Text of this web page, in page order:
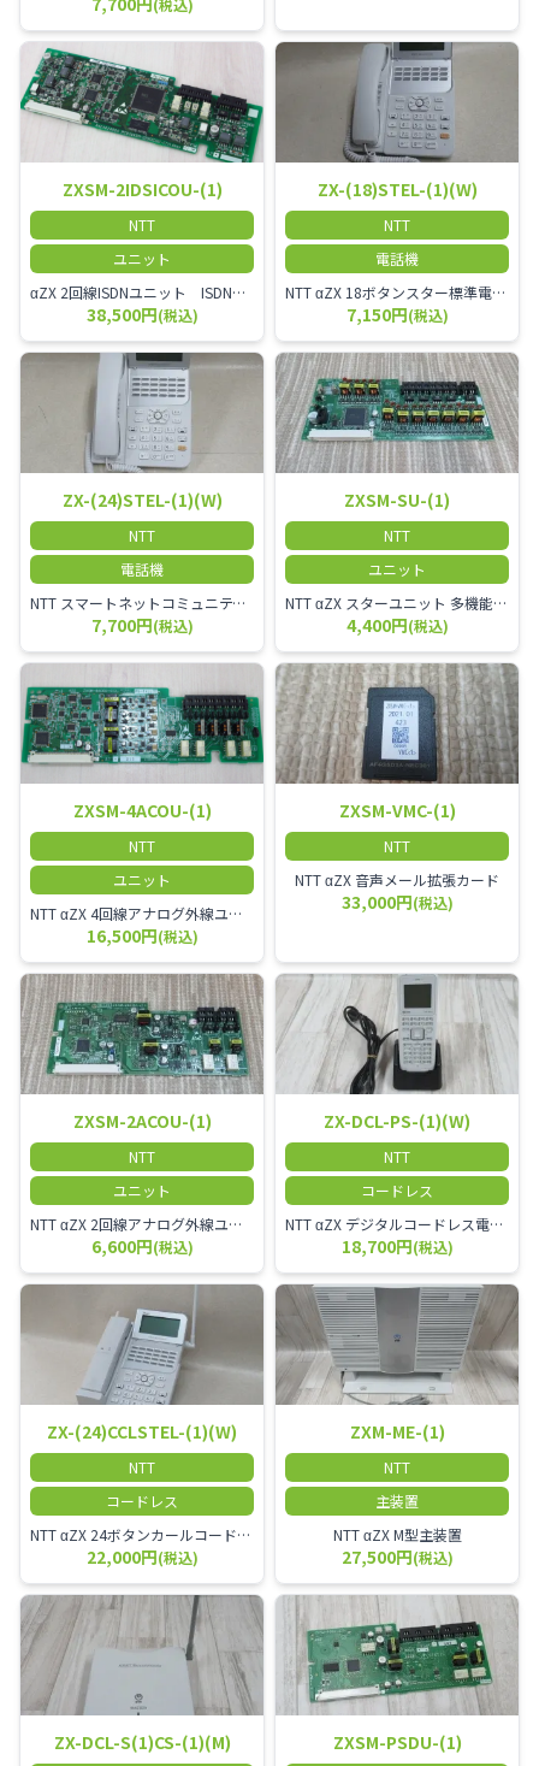
(税込)
ZXSM-2IDSICOU-(1)
NTT
ユニット
αZX 2回線ISDNユニット ISDN回線を2本収容可能です。
38,500円(税込)
ZX-(18)STEL-(1)(W)
NTT
電話機
NTT αZX 18ボタンスター標準電話機(白)
7,150円(税込)
ZX-(24)STEL-(1)(W)
NTT
電話機
NTT スマートネットコミュニティαZX 24ボタンスター標準電話機
7,700円(税込)
ZXSM-SU-(1)
NTT
ユニット
NTT αZX スターユニット 多機能電話機ユニット
4,400円(税込)
ZXSM-4ACOU-(1)
NTT
ユニット
NTT αZX 4回線アナログ外線ユニット アナログ4ch収容ユニット
16,500円(税込)
ZXSM-VMC-(1)
NTT
NTT αZX 音声メール拡張カード
33,000円(税込)
ZXSM-2ACOU-(1)
NTT
ユニット
NTT αZX 2回線アナログ外線ユニット
6,600円(税込)
ZX-DCL-PS-(1)(W)
NTT
コードレス
NTT αZX デジタルコードレス電話機 対応主装置及びアンテナを使用してご利用いただけます。 特に工場や倉庫等、オフィスから離れたところで作業をされている方に適しています。
18,700円(税込)
ZX-(24)CCLSTEL-(1)(W)
NTT
コードレス
NTT αZX 24ボタンカールコードレス電話機 無線タイプ、電話機と子機が離れるタイプのカールコードレス電話機です。 決裁者様等、オフィス内を頻繁に動かれる方のご使用が多いです。
22,000円(税込)
ZXM-ME-(1)
NTT
主装置
NTT αZX M型主装置
27,500円(税込)
ZX-DCL-S(1)CS-(1)(M) ZXSM-PSDU-(1)